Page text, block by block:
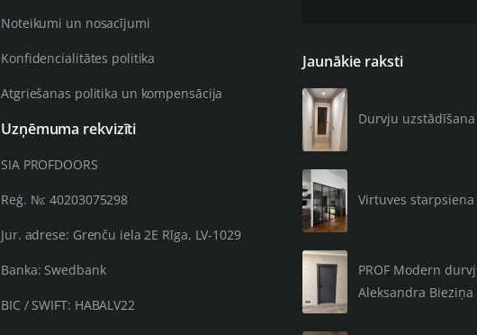
Noteikumi un nosacījumi
Konfidencialitātes politika
Atgriešanas politika un kompensācija
Uzņēmuma rekvizīti
SIA PROFDOORS
Reģ. №: 40203075298
Jur. adrese: Grenču iela 2E Rīga, LV-1029
Banka: Swedbank
BIC / SWIFT: HABALV22
Jaunākie raksti
Durvju
Virtuves
PROF Modern
Aleksandra Bieziņa